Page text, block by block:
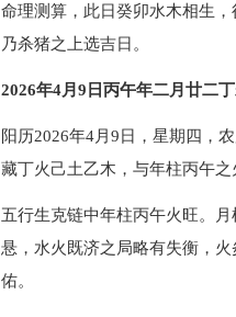
命理测算，此日癸卯水木相生
乃杀猪之上选吉日。
2026年4月9日丙午年二月廿二
阳历2026年4月9日，星期四，
藏丁火己土乙木，与年柱丙午之
五行生克链中年柱丙午火旺。
悬，水火既济之局略有失衡，
佑。